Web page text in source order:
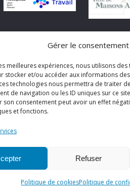
Gérer le consentement
meilleures expériences, nous utilisons
stocker et/ou accéder aux informations
technologies nous permettra de traiter
de navigation ou les ID uniques sur ce
son consentement peut avoir un effet
et fonctions.
Refuser
Politique de cookiesPolitique de
Réalisé parCoccineten partenariat